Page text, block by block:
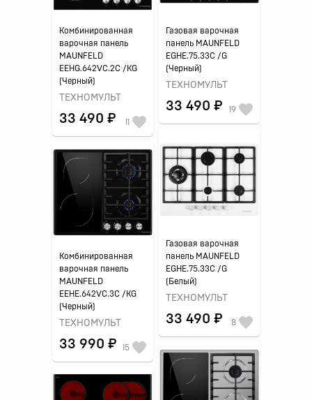
Комбинированная
варочная панель
MAUNFELD
EEHG.642VC.2C /KG
(Черный)
ТЕХНОМУЛЬТ
33 490 ₽ 11
Газовая варочная
панель MAUNFELD
EGHE.75.33C /G
(Черный)
ТЕХНОМУЛЬТ
33 490 ₽ 19
Газовая варочная
панель MAUNFELD
EGHE.75.33C /G
(Белый)
ТЕХНОМУЛЬТ
33 490 ₽ 8
Комбинированная
варочная панель
MAUNFELD
EEHE.642VC.3C /KG
(Черный)
ТЕХНОМУЛЬТ
33 990 ₽ 15